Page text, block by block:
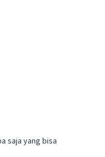
saja yang bisa